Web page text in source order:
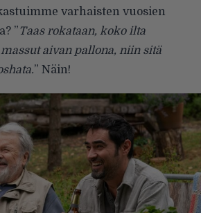
varhaisten vuosien
”Taas rokataan, koko ilta
aivan pallona, niin sitä
” Näin!